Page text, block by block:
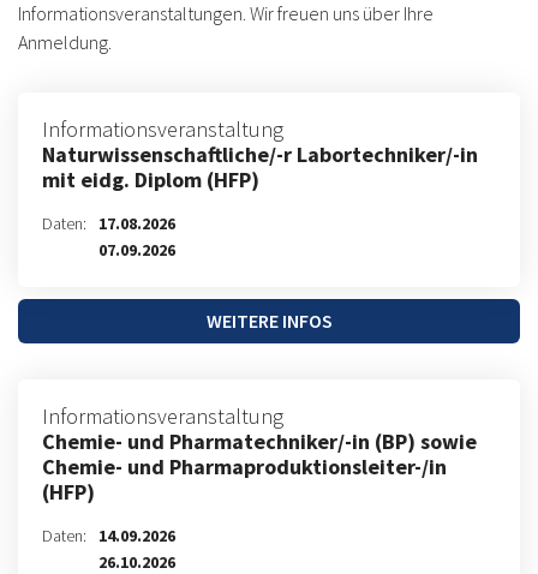
Informationsveranstaltungen. Wir freuen uns über Ihre
Anmeldung.
Informationsveranstaltung
Naturwissenschaftliche/-r Labortechniker/-in
mit eidg. Diplom (HFP)
Daten:
17.08.2026
07.09.2026
WEITERE INFOS
Informationsveranstaltung
Chemie- und Pharmatechniker/-in (BP) sowie
Chemie- und Pharmaproduktionsleiter-/in
(HFP)
Daten:
14.09.2026
26.10.2026